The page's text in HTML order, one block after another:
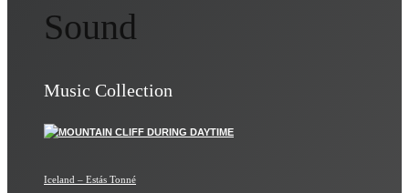
Sound
Music Collection
Iceland – Estás Tonné